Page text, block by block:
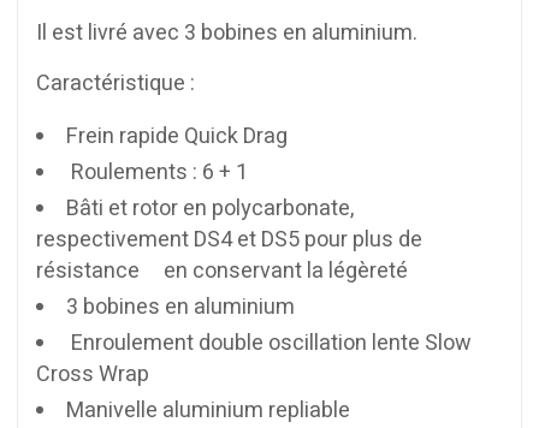
Il est livré avec 3 bobines en aluminium.
Caractéristique :
Frein rapide Quick Drag
Roulements : 6 + 1
Bâti et rotor en polycarbonate,
respectivement DS4 et DS5 pour plus de
résistance en conservant la légèreté
3 bobines en aluminium
Enroulement double oscillation lente Slow
Cross Wrap
Manivelle aluminium repliable